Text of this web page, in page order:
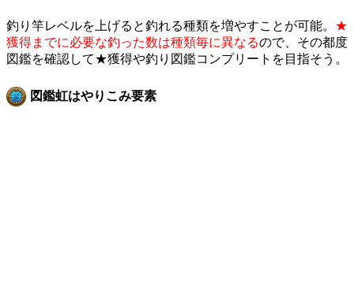
釣り竿レベルを上げると釣れる種類を増やすことが可能。 ★
獲得までに必要な釣った数は種類毎に異なるので、その都度
図鑑を確認して★獲得や釣り図鑑コンプリートを目指そう。
図鑑虹はやりこみ要素